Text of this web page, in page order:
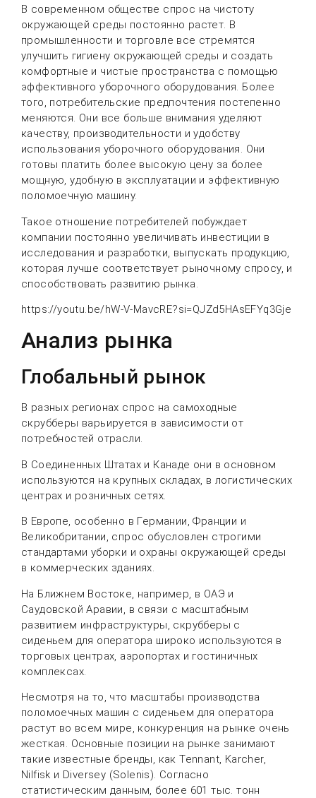
В современном обществе спрос на чистоту
окружающей среды постоянно растет. В
промышленности и торговле все стремятся
улучшить гигиену окружающей среды и создать
комфортные и чистые пространства с помощью
эффективного уборочного оборудования. Более
того, потребительские предпочтения постепенно
меняются. Они все больше внимания уделяют
качеству, производительности и удобству
использования уборочного оборудования. Они
готовы платить более высокую цену за более
мощную, удобную в эксплуатации и эффективную
поломоечную машину.
Такое отношение потребителей побуждает
компании постоянно увеличивать инвестиции в
исследования и разработки, выпускать продукцию,
которая лучше соответствует рыночному спросу, и
способствовать развитию рынка.
https://youtu.be/hW-V-MavcRE?si=QJZd5HAsEFYq3Gje
Анализ рынка
Глобальный рынок
В разных регионах спрос на самоходные
скрубберы варьируется в зависимости от
потребностей отрасли.
В Соединенных Штатах и Канаде они в основном
используются на крупных складах, в логистических
центрах и розничных сетях.
В Европе, особенно в Германии, Франции и
Великобритании, спрос обусловлен строгими
стандартами уборки и охраны окружающей среды
в коммерческих зданиях.
На Ближнем Востоке, например, в ОАЭ и
Саудовской Аравии, в связи с масштабным
развитием инфраструктуры, скрубберы с
сиденьем для оператора широко используются в
торговых центрах, аэропортах и гостиничных
комплексах.
Несмотря на то, что масштабы производства
поломоечных машин с сиденьем для оператора
растут во всем мире, конкуренция на рынке очень
жесткая. Основные позиции на рынке занимают
такие известные бренды, как Tennant, Karcher,
Nilfisk и Diversey (Solenis). Согласно
статистическим данным, более 601 тыс. тонн